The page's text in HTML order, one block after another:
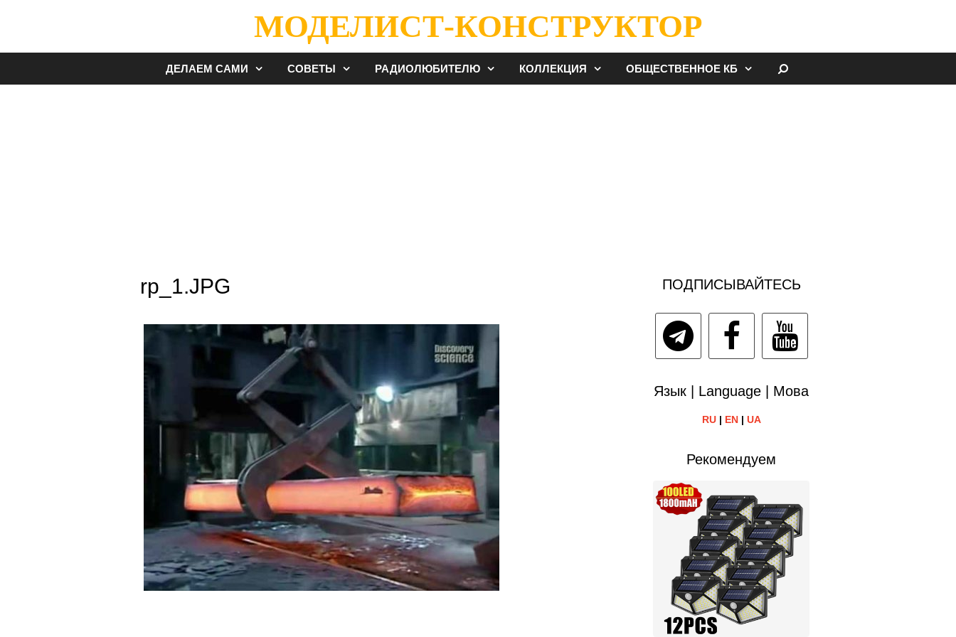
МОДЕЛИСТ-КОНСТРУКТОР
ДЕЛАЕМ САМИ СОВЕТЫ РАДИОЛЮБИТЕЛЮ КОЛЛЕКЦИЯ ОБЩЕСТВЕННОЕ КБ
rp_1.JPG ПОДПИСЫВАЙТЕСЬ
Язык | Language | Мова
RU| EN| UA
Рекомендуем